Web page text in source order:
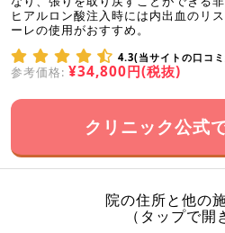
ヒアルロン酸注入時には内出血のリ
ーレの使用がおすすめ。
4.3(当サイトの口コ
参考価格: ¥34,800円(税抜)
クリニック公式
院の住所と他の
（タップで開